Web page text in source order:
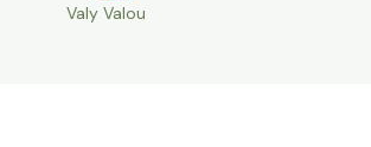
Valy Valou